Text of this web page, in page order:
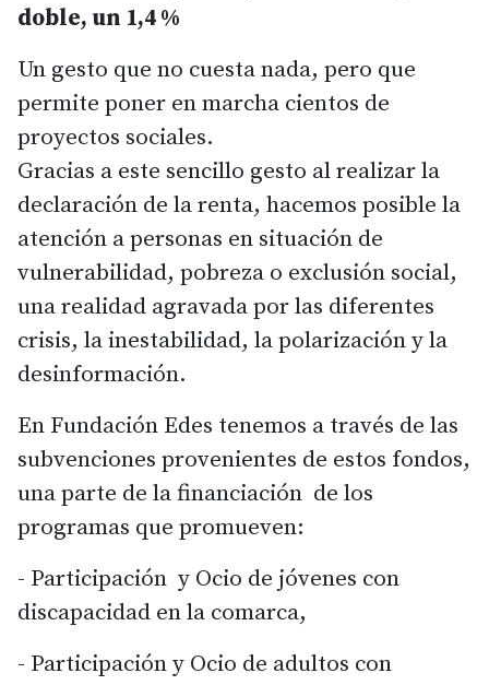
doble, un 1,4 %
Un gesto que no cuesta nada, pero que
permite poner en marcha cientos de
proyectos sociales.
Gracias a este sencillo gesto al realizar la
declaración de la renta, hacemos posible la
atención a personas en situación de
vulnerabilidad, pobreza o exclusión social,
una realidad agravada por las diferentes
crisis, la inestabilidad, la polarización y la
desinformación.
En Fundación Edes tenemos a través de las
subvenciones provenientes de estos fondos,
una parte de la financiación de los
programas que promueven:
- Participación y Ocio de jóvenes con
discapacidad en la comarca,
- Participación y Ocio de adultos con